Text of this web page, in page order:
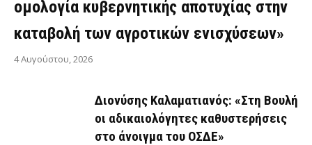
ομολογία κυβερνητικής αποτυχίας στην
καταβολή των αγροτικών ενισχύσεων»
4 Αυγούστου, 2026
Διονύσης Καλαματιανός: «Στη Βουλή
οι αδικαιολόγητες καθυστερήσεις
στο άνοιγμα του ΟΣΔΕ»